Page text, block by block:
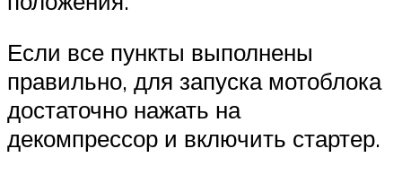
Если все пункты выполнены
правильно, для запуска мотоблока
достаточно нажать на
декомпрессор и включить стартер.